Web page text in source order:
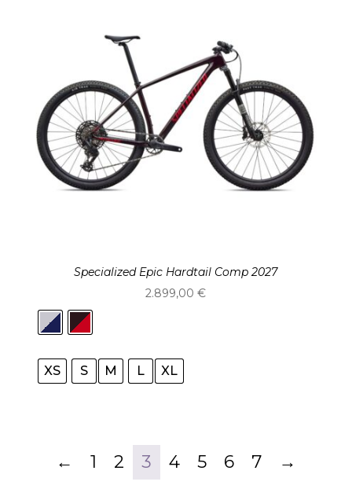
Specialized Epic Hardtail Comp 2027
2.899,00€
XS S M L XL
← 1 2 3 4 5 6 7 →